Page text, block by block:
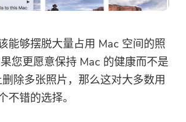
能够摆脱大量占用 Mac 空间的照
您更愿意保持 Mac 的健康而不是
除多张照片，那么这对大多数用
不错的选择。